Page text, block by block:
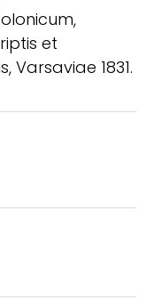
et
Varsaviae 1831.